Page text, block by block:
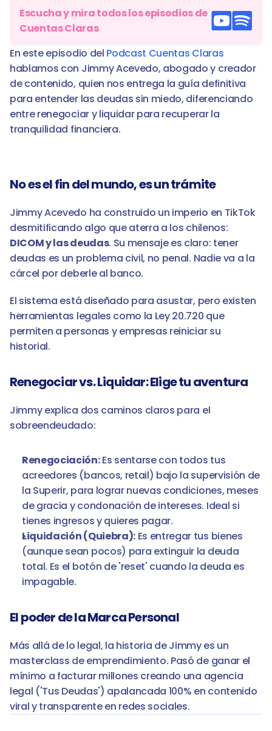
Escucha y mira todos los episodios de
Cuentas Claras
En este episodio del Podcast Cuentas Claras
hablamos con Jimmy Acevedo, abogado y creador
de contenido, quien nos entrega la guía definitiva
para entender las deudas sin miedo, diferenciando
entre renegociar y liquidar para recuperar la
tranquilidad financiera.
No es el fin del mundo, es un trámite
Jimmy Acevedo ha construido un imperio en TikTok
DICOM y las deudas. Su mensaje es claro: tener
deudas es un problema civil, no penal. Nadie va a la
cárcel por deberle al banco.
El sistema está diseñado para asustar, pero existen
herramientas legales como la Ley 20.720 que
permiten a personas y empresas reiniciar su
historial.
Renegociar vs. Liquidar: Elige tu aventura
Jimmy explica dos caminos claros para el
sobreendeudado:
Renegociación: Es sentarse con todos tus
acreedores (bancos, retail) bajo la supervisión de
la Superir, para lograr nuevas condiciones, meses
de gracia y condonación de intereses. Ideal si
tienes ingresos y quieres pagar.
Liquidación (Quiebra): Es entregar tus bienes
(aunque sean pocos) para extinguir la deuda
total. Es el botón de 'reset' cuando la deuda es
impagable.
El poder de la Marca Personal
Más allá de lo legal, la historia de Jimmy es un
masterclass de emprendimiento. Pasó de ganar el
mínimo a facturar millones creando una agencia
legal ('Tus Deudas') apalancada 100% en contenido
viral y transparente en redes sociales.